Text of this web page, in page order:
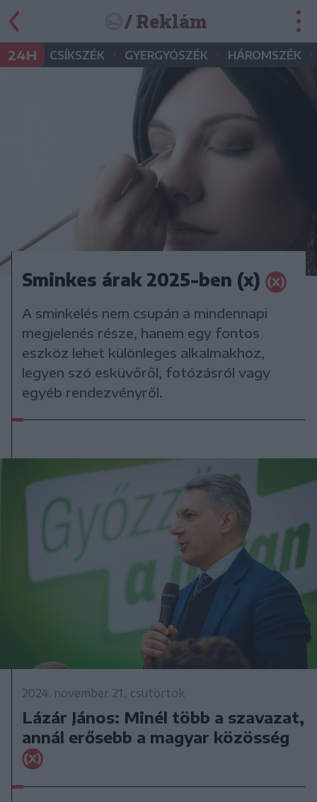
/ Reklám
24H CSÍKSZÉK • GYERGYÓSZÉK • HÁROMSZÉK •
Sminkes árak 2025-ben (x)
A sminkelés nem csupán a mindennapi
megjelenés része, hanem egy fontos
eszköz lehet különleges alkalmakhoz,
legyen szó esküvőről, fotózásról vagy
egyéb rendezvényről.
2024. november 21., csütörtök
Lázár János: Minél több a szavazat,
annál erősebb a magyar közösség